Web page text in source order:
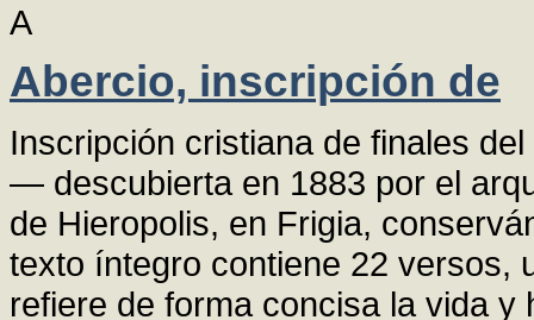
A
Abercio, inscripción de
Inscripción cristiana de finales
— descubierta en 1883 por el
de Hieropolis, en Frigia,
texto íntegro contiene 22 versos,
refiere de forma concisa la vida